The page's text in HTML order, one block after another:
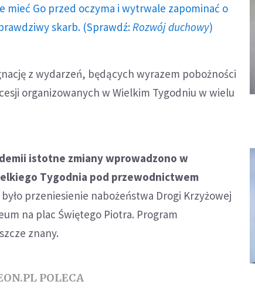
mieć Go przed oczyma i wytrwale zapominać o
skarb. (Sprawdź: Rozwój duchowy)
z wydarzeń, będących wyrazem pobożności
organizowanych w Wielkim Tygodniu w wielu
istotne zmiany wprowadzono w
Tygodnia pod przewodnictwem
przeniesienie nabożeństwa Drogi Krzyżowej
na plac Świętego Piotra. Program
znany.
POLECA